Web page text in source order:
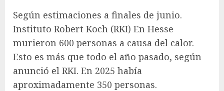
Según estimaciones a finales de junio.
Instituto Robert Koch (RKI) En Hesse
murieron 600 personas a causa del calor.
Esto es más que todo el año pasado, según
anunció el RKI. En 2025 había
aproximadamente 350 personas.